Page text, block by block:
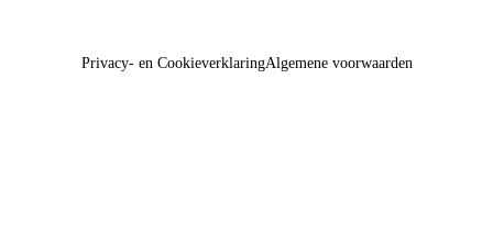
Privacy- en CookieverklaringAlgemene voorwaarden